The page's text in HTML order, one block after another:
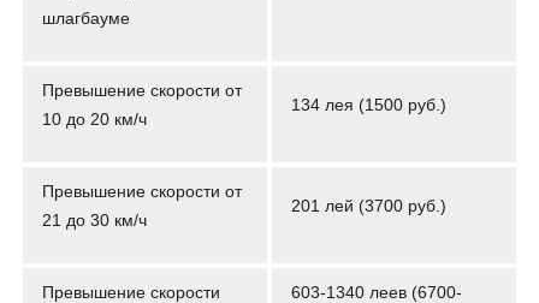
шлагбауме
Превышение скорости от
10 до 20 км/ч
134 лея (1500 руб.)
Превышение скорости от
21 до 30 км/ч
201 лей (3700 руб.)
Превышение скорости
603-1340 леев (6700-